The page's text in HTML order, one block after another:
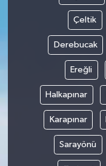
Çeltik
Derebucak
Ereğli
Halkapınar
Karapınar
Sarayönü